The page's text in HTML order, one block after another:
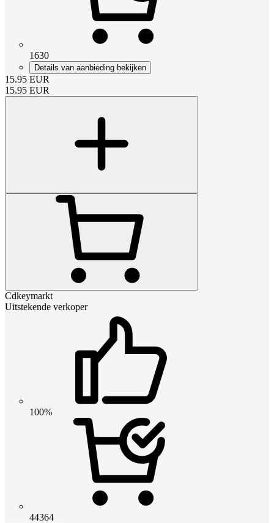
1630
Details van aanbieding bekijken
15.95 EUR
15.95 EUR
Cdkeymarkt
Uitstekende verkoper
100%
44364